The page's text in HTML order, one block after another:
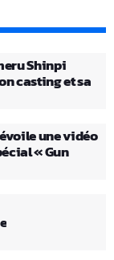
Shinpi
casting et sa
une vidéo
« Gun